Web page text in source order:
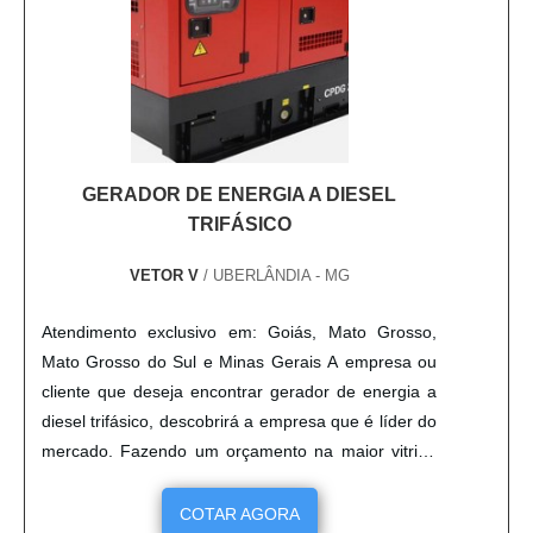
personalizada, fazendo as indicações que melhor
atende cada cliente. Além disso, a empresa tem
como compromisso oferecer um pós-venda com
agilidade e qualidade, já que conta com uma equipe
técnica experiente. Solicite já um orçamento!.
GERADOR DE ENERGIA A DIESEL
TRIFÁSICO
VETOR V/ UBERLÂNDIA - MG
Atendimento exclusivo em: Goiás, Mato Grosso,
Mato Grosso do Sul e Minas Gerais A empresa ou
cliente que deseja encontrar gerador de energia a
diesel trifásico, descobrirá a empresa que é líder do
mercado. Fazendo um orçamento na maior vitrine
da indústria e conhecendo a líder do segmento.
DETALHES SOBRE GERADOR DE ENERGIA A
COTAR AGORA